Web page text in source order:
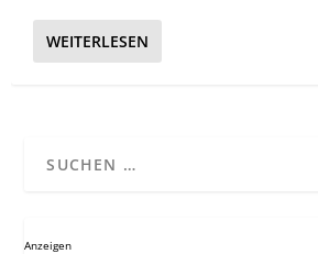
WEITERLESEN
Anzeigen